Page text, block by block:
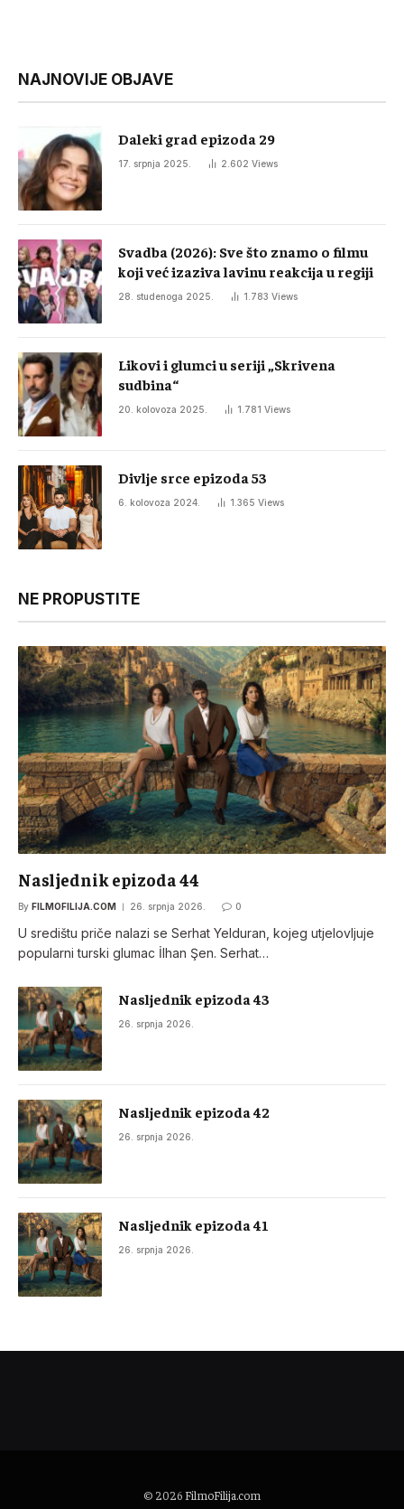
NAJNOVIJE OBJAVE
Daleki grad epizoda 29
17. srpnja 2025. 2.602 Views
Svadba (2026): Sve što znamo o filmu
koji već izaziva lavinu reakcija u regiji
28. studenoga 2025. 1.783 Views
Likovi i glumci u seriji „Skrivena
sudbina“
20. kolovoza 2025. 1.781 Views
Divlje srce epizoda 53
6. kolovoza 2024. 1.365 Views
NE PROPUSTITE
Nasljednik epizoda 44
By FILMOFILIJA.COM 26. srpnja 2026. 0
U središtu priče nalazi se Serhat Yelduran, kojeg utjelovljuje
popularni turski glumac İlhan Şen. Serhat…
Nasljednik epizoda 43
26. srpnja 2026.
Nasljednik epizoda 42
26. srpnja 2026.
Nasljednik epizoda 41
26. srpnja 2026.
© 2026FilmoFilija.com